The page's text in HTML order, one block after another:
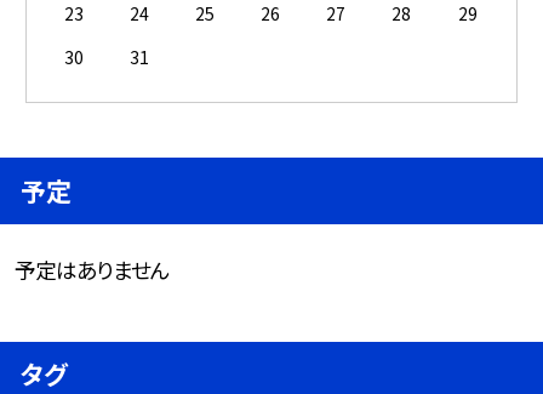
23
24 25 26 27 28
29
30
31
予定
予定はありません
タグ